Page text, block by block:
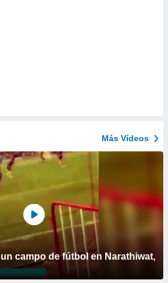
Más Vídeos
campo de fútbol en Narathiwat,